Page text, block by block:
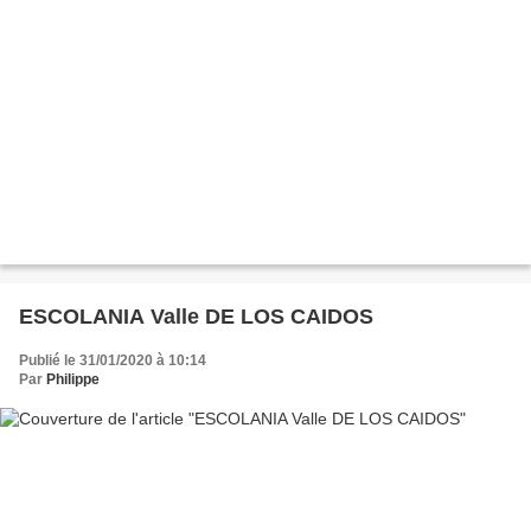
ESCOLANIA Valle DE LOS CAIDOS
Publié le 31/01/2020 à 10:14
Par Philippe